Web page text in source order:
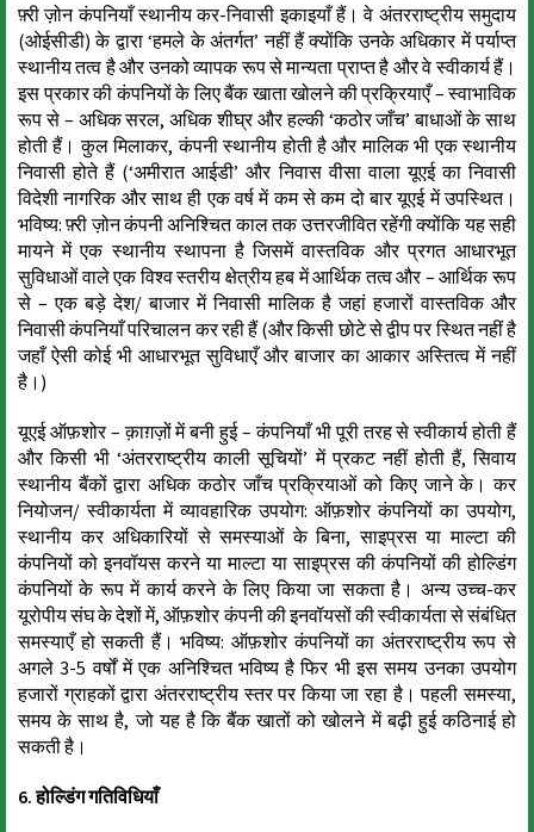
फ़्री ज़ोन कंपनियाँ स्थानीय कर-निवासी इकाइयाँ हैं। वे अंतरराष्ट्रीय समुदाय
(ओईसीडी) के द्वारा ‘हमले के अंतर्गत’ नहीं हैं क्योंकि उनके अधिकार में पर्याप्त
स्थानीय तत्व है और उनको व्यापक रूप से मान्यता प्राप्त है और वे स्वीकार्य हैं।
इस प्रकार की कंपनियों के लिए बैंक खाता खोलने की प्रक्रियाएँ – स्वाभाविक
रूप से – अधिक सरल, अधिक शीघ्र और हल्की ‘कठोर जाँच’ बाधाओं के साथ
होती हैं। कुल मिलाकर, कंपनी स्थानीय होती है और मालिक भी एक स्थानीय
निवासी होते हैं (‘अमीरात आईडी’ और निवास वीसा वाला यूएई का निवासी
विदेशी नागरिक और साथ ही एक वर्ष में कम से कम दो बार यूएई में उपस्थित।
भविष्य: फ़्री ज़ोन कंपनी अनिश्चित काल तक उत्तरजीवित रहेंगी क्योंकि यह सही
मायने में एक स्थानीय स्थापना है जिसमें वास्तविक और प्रगत आधारभूत
सुविधाओं वाले एक विश्व स्तरीय क्षेत्रीय हब में आर्थिक तत्व और – आर्थिक रूप
से – एक बड़े देश/ बाजार में निवासी मालिक है जहां हजारों वास्तविक और
निवासी कंपनियाँ परिचालन कर रही हैं (और किसी छोटे से द्वीप पर स्थित नहीं है
जहाँ ऐसी कोई भी आधारभूत सुविधाएँ और बाजार का आकार अस्तित्व में नहीं
है।)
यूएई ऑफ़शोर – क़ाग़ज़ों में बनी हुई – कंपनियाँ भी पूरी तरह से स्वीकार्य होती हैं
और किसी भी ‘अंतरराष्ट्रीय काली सूचियों’ में प्रकट नहीं होती हैं, सिवाय
स्थानीय बैंकों द्वारा अधिक कठोर जाँच प्रक्रियाओं को किए जाने के। कर
नियोजन/ स्वीकार्यता में व्यावहारिक उपयोग: ऑफ़शोर कंपनियों का उपयोग,
स्थानीय कर अधिकारियों से समस्याओं के बिना, साइप्रस या माल्टा की
कंपनियों को इनवॉयस करने या माल्टा या साइप्रस की कंपनियों की होल्डिंग
कंपनियों के रूप में कार्य करने के लिए किया जा सकता है। अन्य उच्च-कर
यूरोपीय संघ के देशों में, ऑफ़शोर कंपनी की इनवॉयसों की स्वीकार्यता से संबंधित
समस्याएँ हो सकती हैं। भविष्य: ऑफ़शोर कंपनियों का अंतरराष्ट्रीय रूप से
अगले 3-5 वर्षों में एक अनिश्चित भविष्य है फिर भी इस समय उनका उपयोग
हजारों ग्राहकों द्वारा अंतरराष्ट्रीय स्तर पर किया जा रहा है। पहली समस्या,
समय के साथ है, जो यह है कि बैंक खातों को खोलने में बढ़ी हुई कठिनाई हो
सकती है।
6. होल्डिंग गतिविधियाँ